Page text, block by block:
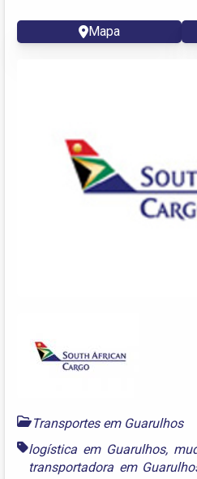
Mapa
Transportes em Guarulhos
logística em Guarulhos,
transportadora em